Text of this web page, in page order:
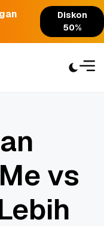
Diskon
50%
vs